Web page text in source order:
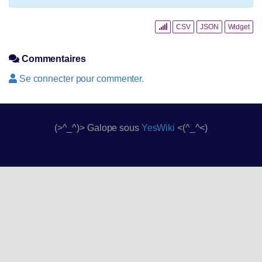
CSV JSON Widget
Commentaires
Se connecter pour commenter.
(>^_^)> Galope sous YesWiki <(^_^<)